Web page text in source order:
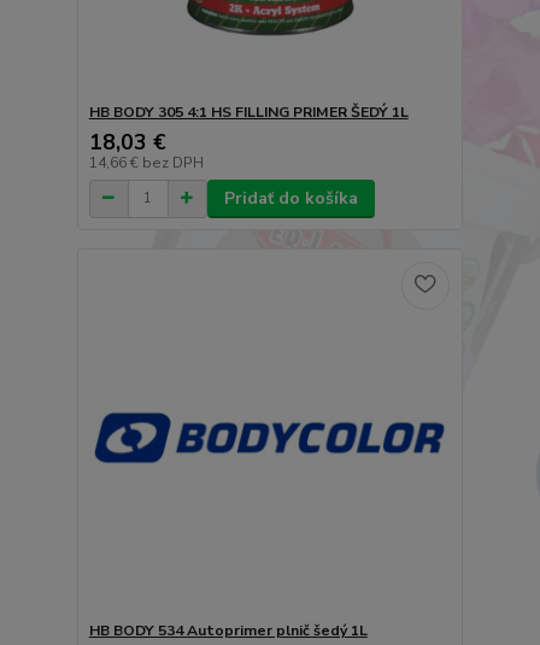
HB BODY 305 4:1 HS FILLING PRIMER ŠEDÝ 1L
18,03 €
14,66 € bez DPH
Pridať do košíka
HB BODY 534 Autoprimer plnič šedý 1L